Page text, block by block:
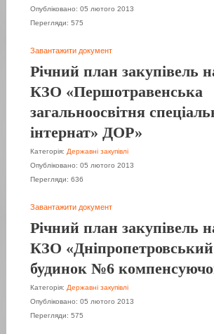
Опубліковано: 05 лютого 2013
Перегляди: 575
Завантажити документ
Річний план закупівель
КЗО «Першотравенська
загальноосвітня
інтернат» ДОР»
Категорія: Державні закупівлі
Опубліковано: 05 лютого 2013
Перегляди: 636
Завантажити документ
Річний план закупівель
КЗО
будинок №6
Категорія: Державні закупівлі
Опубліковано: 05 лютого 2013
Перегляди: 575